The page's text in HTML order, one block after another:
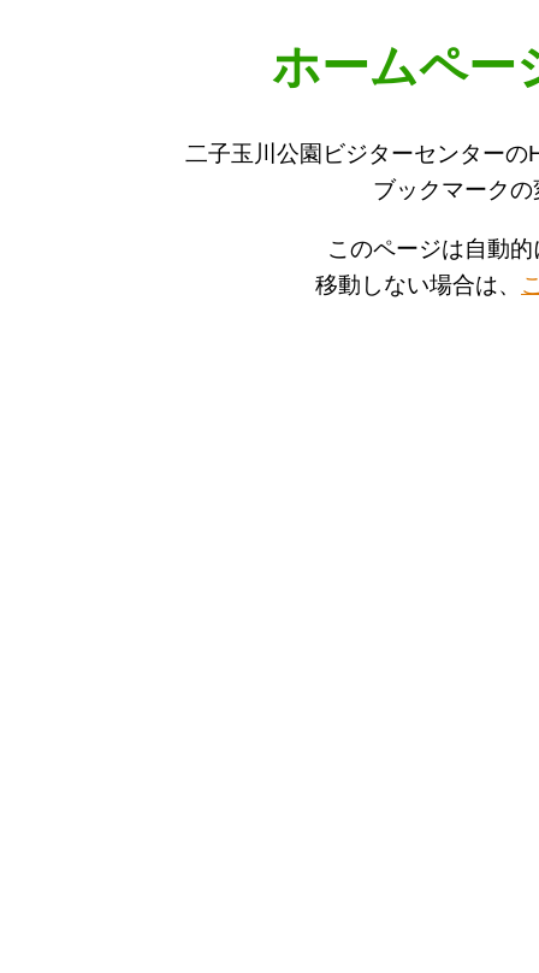
ホームペー
二子玉川公園ビジターセンター
ブックマーク
このページは自動
移動しない場合は、